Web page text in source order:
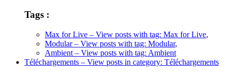
Tags :
Max for Live – View posts with tag: Max for Live,
Modular– View posts with tag: Modular,
Ambient – View posts with tag: Ambient
Téléchargements – View posts in category: Téléchargements